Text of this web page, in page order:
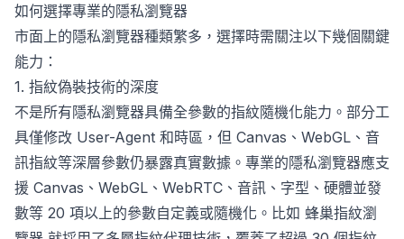
如何選擇專業的隱私瀏覽器
市面上的隱私瀏覽器種類繁多，選擇時需關注以下幾個關鍵
能力：
1. 指紋偽裝技術的深度
不是所有隱私瀏覽器具備全參數的指紋隨機化能力。部分工
具僅修改 User-Agent 和時區，但 Canvas、WebGL、音
訊指紋等深層參數仍暴露真實數據。專業的隱私瀏覽器應支
援 Canvas、WebGL、WebRTC、音訊、字型、硬體並發
數等 20 項以上的參數自定義或隨機化。比如 蜂巢指紋瀏